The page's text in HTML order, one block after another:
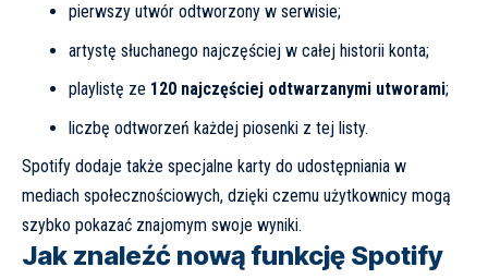
pierwszy utwór odtworzony w serwisie;
artystę słuchanego najczęściej w całej historii konta;
playlistę ze 120 najczęściej odtwarzanymi utworami;
liczbę odtworzeń każdej piosenki z tej listy.
Spotify dodaje także specjalne karty do udostępniania w
mediach społecznościowych, dzięki czemu użytkownicy mogą
szybko pokazać znajomym swoje wyniki.
Jak znaleźć nową funkcję Spotify